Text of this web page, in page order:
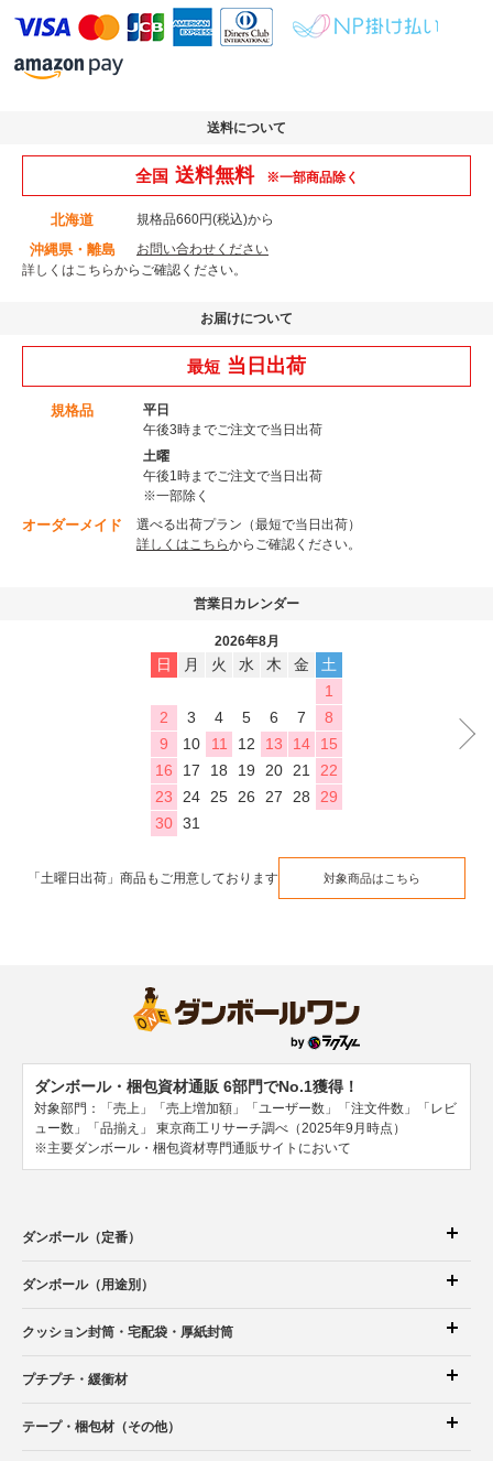
送料について
全国 送料無料 ※一部商品除く
北海道 規格品660円(税込)から
沖縄県・離島
お問い合わせください
詳しくはこちらからご確認ください。
お届けについて
最短 当日出荷
規格品
平日
午後3時までご注文で当日出荷
土曜
午後1時までご注文で当日出荷
※一部除く
オーダーメイド
選べる出荷プラン（最短で当日出荷）
詳しくはこちらからご確認ください。
営業日カレンダー
2026年8月
日 月 火 水 木 金
土
1
2
3 4 5 6 7
8
9
10 11 12 13 14
15
16
17 18 19 20 21
22
23
24 25 26 27 28
29
30 31
「土曜日出荷」商品もご用意しております 対象商品はこちら
ダンボール・梱包資材通販 6部門でNo.1獲得！
対象部門：「売上」「売上増加額」「ユーザー数」「注文件数」「レビ
ュー数」「品揃え」
東京商工リサーチ調べ（2025年9月時点）
※主要ダンボール・梱包資材専門通販サイトにおいて
ダンボール（定番）
ダンボール（用途別）
クッション封筒 ・宅配袋 ・厚紙封筒
プチプチ・緩衝材
テープ・梱包材（その他）